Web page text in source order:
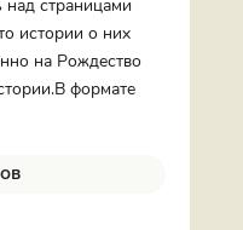
страницами
истории о них
на Рождество
формате